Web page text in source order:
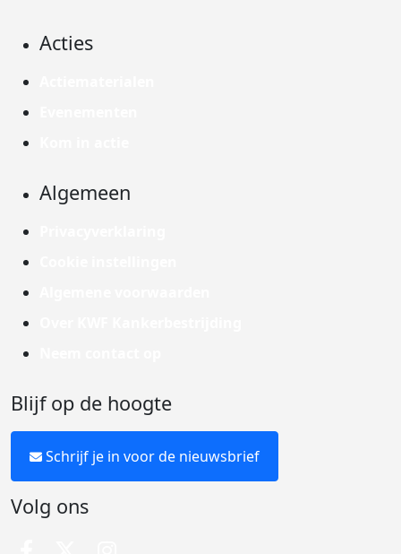
Acties
Algemeen
Blijf op de hoogte
Schrijf je in voor de nieuwsbrief
Volg ons